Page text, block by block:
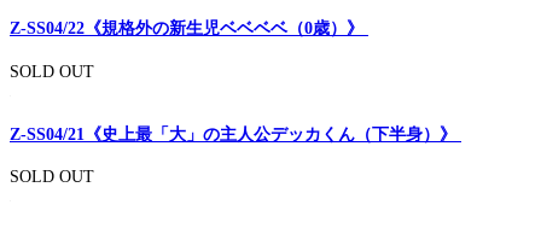
Z-SS04/22《規格外の新生児ベベベベ（0歳）》
SOLD OUT
Z-SS04/21《史上最「大」の主人公デッカくん（下半身）》
SOLD OUT